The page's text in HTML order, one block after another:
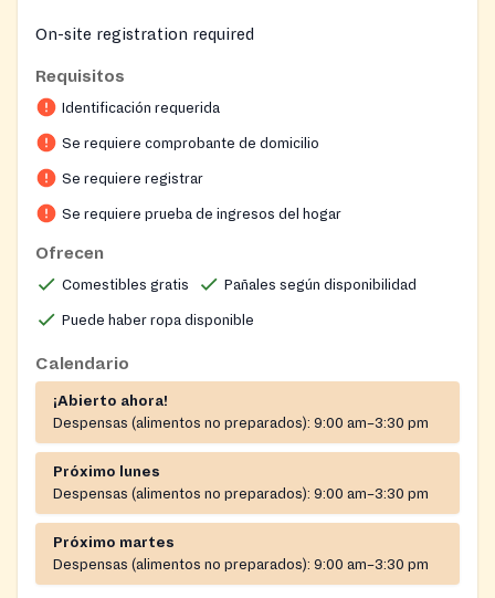
On-site registration required
Requisitos
Identificación requerida
Se requiere comprobante de domicilio
Se requiere registrar
Se requiere prueba de ingresos del hogar
Ofrecen
Comestibles gratis Pañales según disponibilidad
Puede haber ropa disponible
Calendario
¡Abierto ahora!
Despensas (alimentos no preparados): 9:00 am–3:30 pm
Próximo lunes
Despensas (alimentos no preparados): 9:00 am–3:30 pm
Próximo martes
Despensas (alimentos no preparados): 9:00 am–3:30 pm